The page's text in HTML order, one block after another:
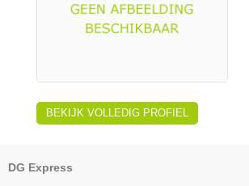
BEKIJK VOLLEDIG PROFIEL
DG Express